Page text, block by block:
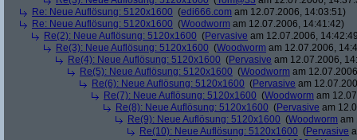
Re: Neue Auflösung: 5120x1600 (edi666.com am 12.07.2006, 14:03:51)
Re: Neue Auflösung: 5120x1600 (Woodworm am 12.07.2006, 14:41:42)
Re(2): Neue Auflösung: 5120x1600 (Pervasive am 12.07.2006,
Re(3): Neue Auflösung: 5120x1600 (Woodworm am 12.07.2006,
Re(4): Neue Auflösung: 5120x1600 (Pervasive am 12.07.2006,
Re(5): Neue Auflösung: 5120x1600 (Woodworm am
Re(6): Neue Auflösung: 5120x1600 (Pervasive am
Re(7): Neue Auflösung: 5120x1600 (Woodworm am
Re(8): Neue Auflösung: 5120x1600 (Pervasive am
Re(9): Neue Auflösung: 5120x1600 (Woodworm am
Re(10): Neue Auflösung: 5120x1600 (Pervasive